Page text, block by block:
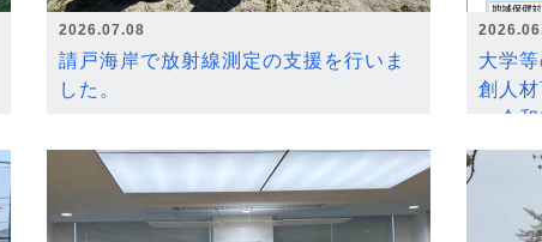
2026.07.08
請戸海岸で放射線測定の支援を行いま
した。
大学
創人
～令